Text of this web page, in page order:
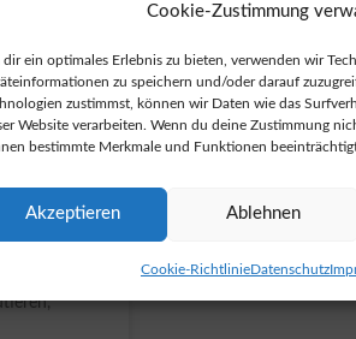
Cookie-Zustimmung
dir ein optimales Erlebnis zu bieten, verwenden wir
zu speichern und/oder darauf
zustimmst, können wir Daten wie das
Website verarbeiten. Wenn du deine Zustimmung
bestimmte Merkmale und Funktionen
Akzeptieren Ablehnen
Cookie-RichtlinieDatenschutz
6a und
Im
Anlass